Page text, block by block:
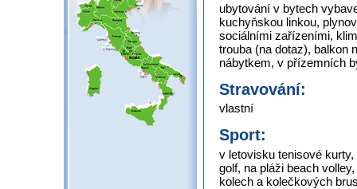
ubytování v bytech
kuchyňskou linkou,
sociálními zařízeními,
trouba (na dotaz), balkon
nábytkem, v přízemních
Stravování:
vlastní
Sport:
v letovisku tenisové
golf, na pláži beach
kolech a kolečkových